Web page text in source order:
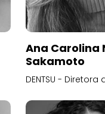
Ana Carolina
Sakamoto
DENTSU -